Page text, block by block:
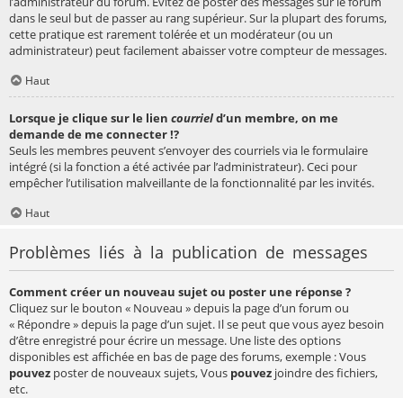
dans le seul but de passer au rang supérieur. Sur la plupart des forums,
cette pratique est rarement tolérée et un modérateur (ou un
administrateur) peut facilement abaisser votre compteur de messages.
Haut
Lorsque je clique sur le lien courrield’un membre, on me
demande de me connecter !?
Seuls les membres peuvent s’envoyer des courriels via le formulaire
intégré (si la fonction a été activée par l’administrateur). Ceci pour
empêcher l’utilisation malveillante de la fonctionnalité par les invités.
Haut
Problèmes liés à la publication de messages
Comment créer un nouveau sujet ou poster une réponse ?
Cliquez sur le bouton « Nouveau » depuis la page d’un forum ou
« Répondre » depuis la page d’un sujet. Il se peut que vous ayez besoin
d’être enregistré pour écrire un message. Une liste des options
disponibles est affichée en bas de page des forums, exemple : Vous
pouvez poster de nouveaux sujets, Vous pouvez joindre des fichiers,
etc.